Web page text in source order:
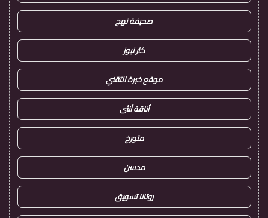
صحيفة نهج
كار نيوز
موقع خبرة التقني
أناقة أنثى
متورخ
مدسن
روتانا تسويق